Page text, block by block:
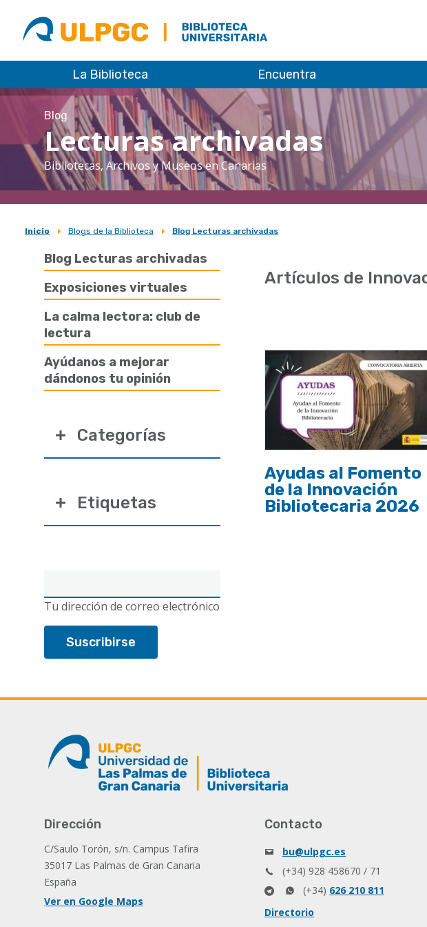
ULPGC
Biblioteca
ULPGC
La Biblioteca Encuentra
Blog
Lecturas archivadas
Bibliotecas, Archivos y Museos en Canarias
Sobrescribir
enlaces
ayuda
navegación
Inicio Blogs de la Biblioteca Blog Lecturas archivadas
Blog Lecturas archivadas
Exposiciones virtuales
La calma lectora: club de
lectura
Ayúdanos a mejorar
dándonos tu opinión
electrónico
Tu dirección de correo electrónico
Categorías
Etiquetas
Artículos de
Ayudas al Fomento
de la Innovación
Bibliotecaria 2026
Dirección
C/Saulo Torón, s/n. Campus Tafira
35017 Las Palmas de Gran Canaria
España
Ver en Google Maps
Contacto
bu@ulpgc.es
(+34) 928 458670 / 71
(+34) 626 210 811
Directorio